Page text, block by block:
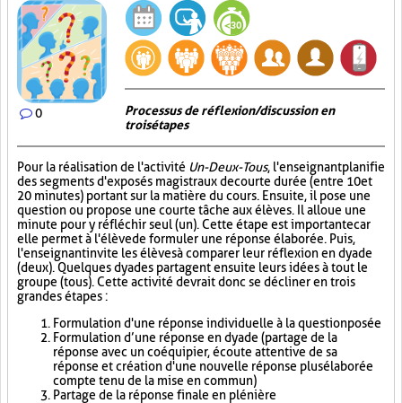
0
Processus de réflexion/discussion en
trois étapes
Pour la réalisation de l'activité Un-Deux-Tous, l'enseignant planifie
des segments d'exposés magistraux de courte durée (entre 10 et
20 minutes) portant sur la matière du cours. Ensuite, il pose une
question ou propose une courte tâche aux élèves. Il alloue une
minute pour y réfléchir seul (un). Cette étape est importante car
elle permet à l'élève de formuler une réponse élaborée. Puis,
l'enseignant invite les élèves à comparer leur réflexion en dyade
(deux). Quelques dyades partagent ensuite leurs idées à tout le
groupe (tous). Cette activité devrait donc se décliner en trois
grandes étapes :
Formulation d'une réponse individuelle à la question posée
Formulation d’une réponse en dyade (partage de la
réponse avec un coéquipier, écoute attentive de sa
réponse et création d'une nouvelle réponse plus élaborée
compte tenu de la mise en commun)
Partage de la réponse finale en plénière